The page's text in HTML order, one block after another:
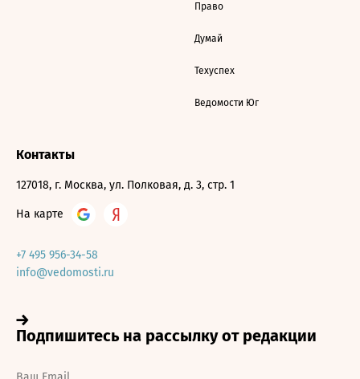
Право
Думай
Техуспех
Ведомости Юг
Контакты
127018, г. Москва, ул. Полковая, д. 3, стр. 1
На карте
+7 495 956-34-58
info@vedomosti.ru